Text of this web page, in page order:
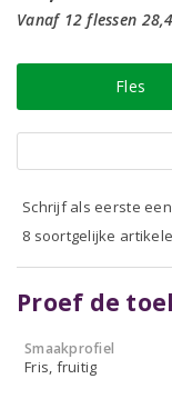
Vanaf 12 flessen
Fles
Schrijf als eerste
8 soortgelijke
Proef de
Smaakprofiel
Fris, fruitig